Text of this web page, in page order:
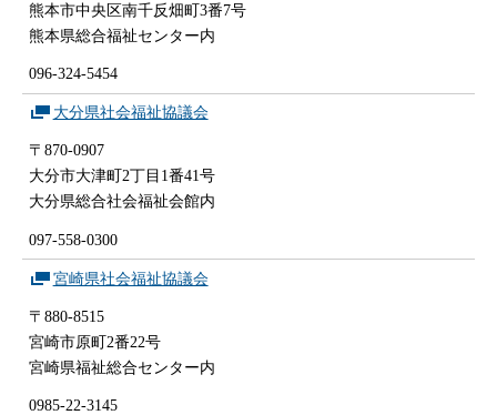
熊本市中央区南千反畑町3番7号
熊本県総合福祉センター内
096-324-5454
大分県社会福祉協議会
〒870-0907
大分市大津町2丁目1番41号
大分県総合社会福祉会館内
097-558-0300
宮崎県社会福祉協議会
〒880-8515
宮崎市原町2番22号
宮崎県福祉総合センター内
0985-22-3145